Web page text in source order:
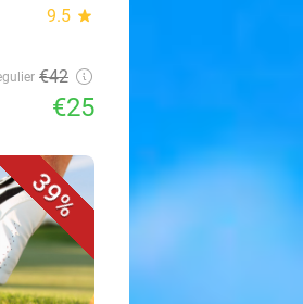
9.5 star
€42
€25
39%